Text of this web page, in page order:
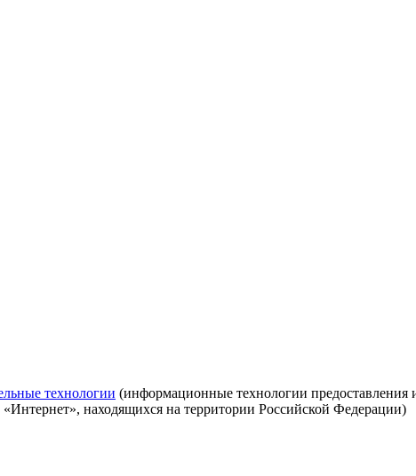
технологии (информационные технологии предоставления
находящихся на территории Российской Федерации)